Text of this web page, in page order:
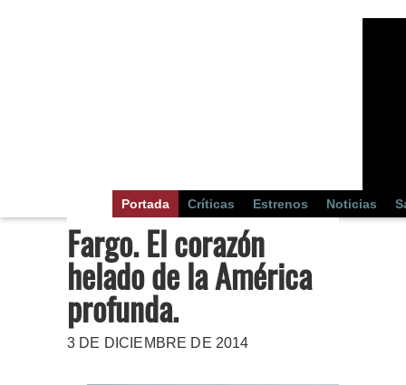
Portada Críticas Estrenos Noticias
Fargo. El corazón
helado de la América
profunda.
3 DE DICIEMBRE DE 2014